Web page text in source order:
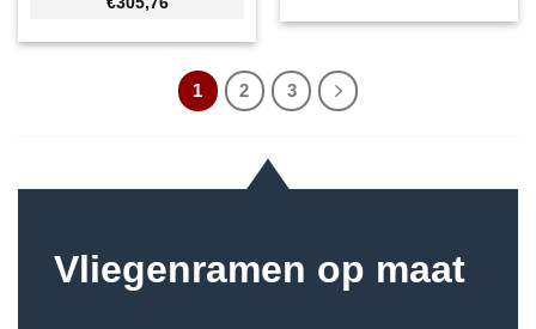
1 2 3
Vliegenramen op maat